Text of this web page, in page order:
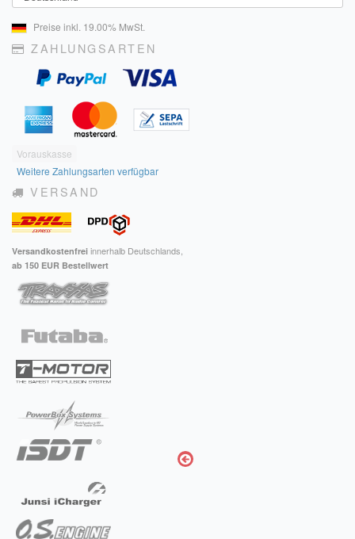
AGB und Kundeninformationen
Geschäftszeiten
FAQ
ÜBER UNS
Was wir bieten
Unsere Philosophie
KONTAKT
MEIN KONTO
Preise inkl. 19.00% MwSt.
ZAHLUNGSARTEN
Vorauskasse
Weitere Zahlungsarten verfügbar
VERSAND
Versandkostenfrei innerhalb Deutschlands,
ab 150 EUR Bestellwert